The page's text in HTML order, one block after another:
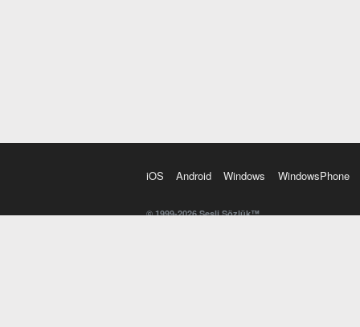
iOS Android Windows WindowsPhone
© 1999-2026 Sesli Sözlük™